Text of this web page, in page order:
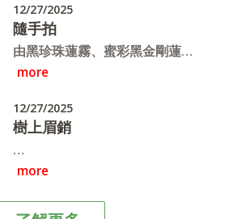
巴掌蓮霧、白晶蓮霧等多種組合
而成的《驚艷組合彩色蓮霧禮
盒》一月中開始採收~
12/27/2025
隨手拍
由黑珍珠蓮霧、蜜彩黑金剛蓮
霧、白翠玉蓮霧、黑金條(飛彈)
巴掌蓮霧、白晶蓮霧等多種組合
盒》一月中開始採收~
more
12/27/2025
樹上眉銷
…
more